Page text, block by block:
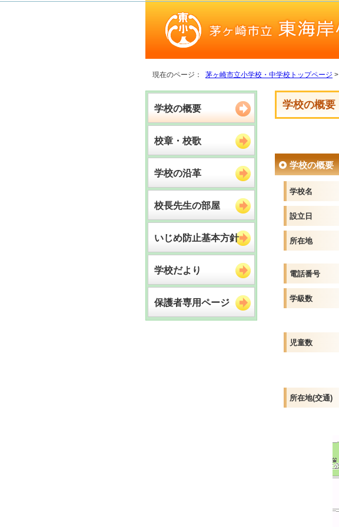
現在のページ： 茅ヶ崎市立小学校・中学校トップページ >
学校の概要
学校の概要
学校名
設立日
所在地
電話番号
学級数
児童数
所在地(交通)
学校の概要
校章・校歌
学校の沿革
校長先生の部屋
いじめ防止基本方針
学校だより
保護者専用ページ